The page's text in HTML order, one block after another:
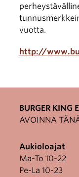
vuotta.
http://
BURGER KING
AVOINNA
Aukioloajat
Ma-To 10-22
Pe-La 10-23